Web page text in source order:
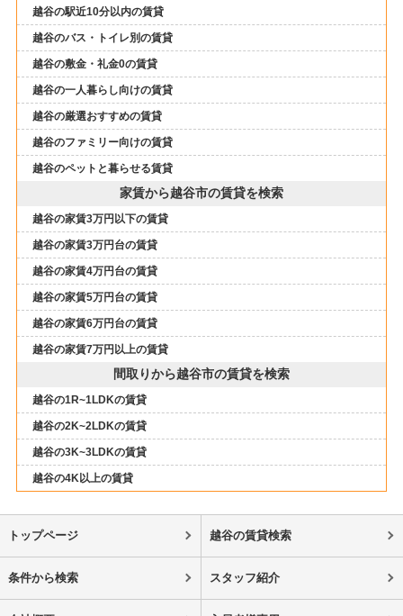
越谷の駅近10分以内の賃貸
越谷のバス・トイレ別の賃貸
越谷の敷金・礼金0の賃貸
越谷の一人暮らし向けの賃貸
越谷の厳選おすすめの賃貸
越谷のファミリー向けの賃貸
越谷のペットと暮らせる賃貸
家賃から越谷市の賃貸を検索
越谷の家賃3万円以下の賃貸
越谷の家賃3万円台の賃貸
越谷の家賃4万円台の賃貸
越谷の家賃5万円台の賃貸
越谷の家賃6万円台の賃貸
越谷の家賃7万円以上の賃貸
間取りから越谷市の賃貸を検索
越谷の1R~1LDKの賃貸
越谷の2K~2LDKの賃貸
越谷の3K~3LDKの賃貸
越谷の4K以上の賃貸
トップページ 越谷の賃貸検索
条件から検索 スタッフ紹介